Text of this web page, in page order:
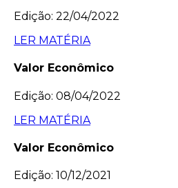
Edição: 22/04/2022
LER MATÉRIA
Valor Econômico
Edição: 08/04/2022
LER MATÉRIA
Valor Econômico
Edição: 10/12/2021